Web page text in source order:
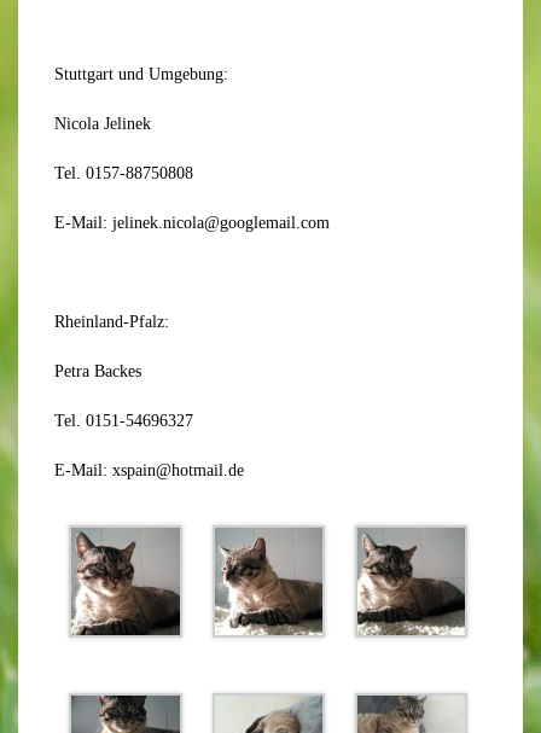
Stuttgart und Umgebung:
Nicola Jelinek
Tel. 0157-88750808
E-Mail: jelinek.nicola@googlemail.com
Rheinland-Pfalz:
Petra Backes
Tel. 0151-54696327
E-Mail: xspain@hotmail.de